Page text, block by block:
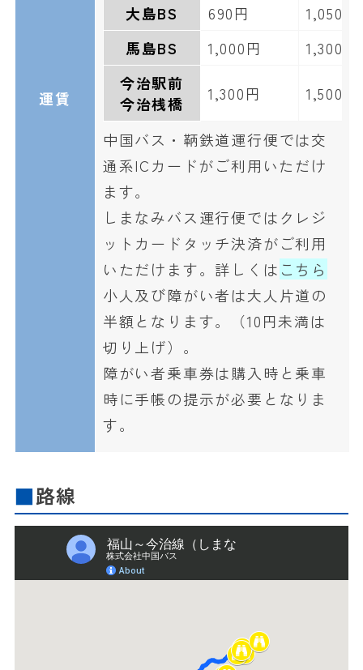
運賃
大島BS
690円
1,050円
馬島BS
1,000円
1,300円
今治駅前
今治桟橋
1,300円 1,500円
中国バス・鞆鉄道運行便では交
通系ICカードがご利用いただけ
ます。
しまなみバス運行便ではクレジ
ットカードタッチ決済がご利用
いただけます。詳しくは こちら
小人及び障がい者は大人片道の
半額となります。（10円未満は
切り上げ）。
障がい者乗車券は購入時と乗車
時に手帳の提示が必要となりま
す。
路線